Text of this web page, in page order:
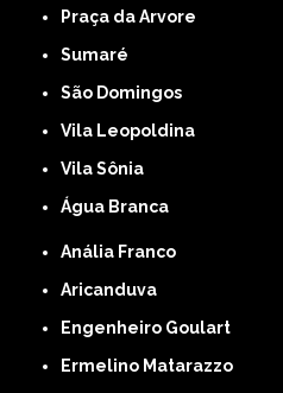
Praça da Arvore
Sumaré
São Domingos
Vila Leopoldina
Vila Sônia
Água Branca
Anália Franco
Aricanduva
Engenheiro Goulart
Ermelino Matarazzo